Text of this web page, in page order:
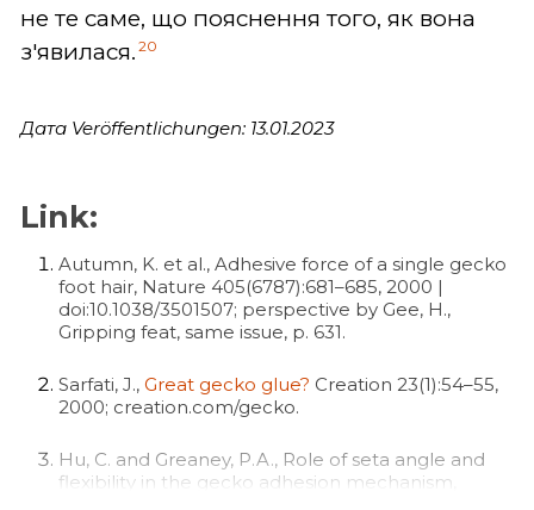
не те саме, що пояснення того, як вона
з'явилася. 20
Дата Veröffentlichungen: 13.01.2023
Link:
Autumn, K. et al., Adhesive force of a single gecko
foot hair, Nature 405(6787):681–685, 2000 |
doi:10.1038/3501507; perspective by Gee, H.,
Gripping feat, same issue, p. 631.
Sarfati, J., Great gecko glue? Creation 23(1):54–55,
2000; creation.com/gecko.
Hu, C. and Greaney, P.A., Role of seta angle and
flexibility in the gecko adhesion mechanism,